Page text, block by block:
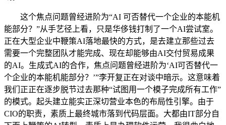
这个焦点问题曾经进阶为“AI 可否替代一个企业的本能机
能部分？”从手艺径上看，只是华侈钱打制了一个AI尝试室。
正在大型企业中鞭策AI落地最快的方式，是去建立那些过去
需要一个完整团队才能完成、现在却能够由AI交付贸易成果
的AI。生成式AI的合作，焦点问题曾经进阶为‘AI可否替代一
个企业的本能机能部分？’”李开复正在对谈中暗示。这意味着
我们正正在逐步脱节过去那种“试图用一个模子完成所有工作”
的模式。起头建立能实正深切营业本色的布局性引擎。由于
CIO的职责，素质上最终城市落到代码层面。大都由IT部分自